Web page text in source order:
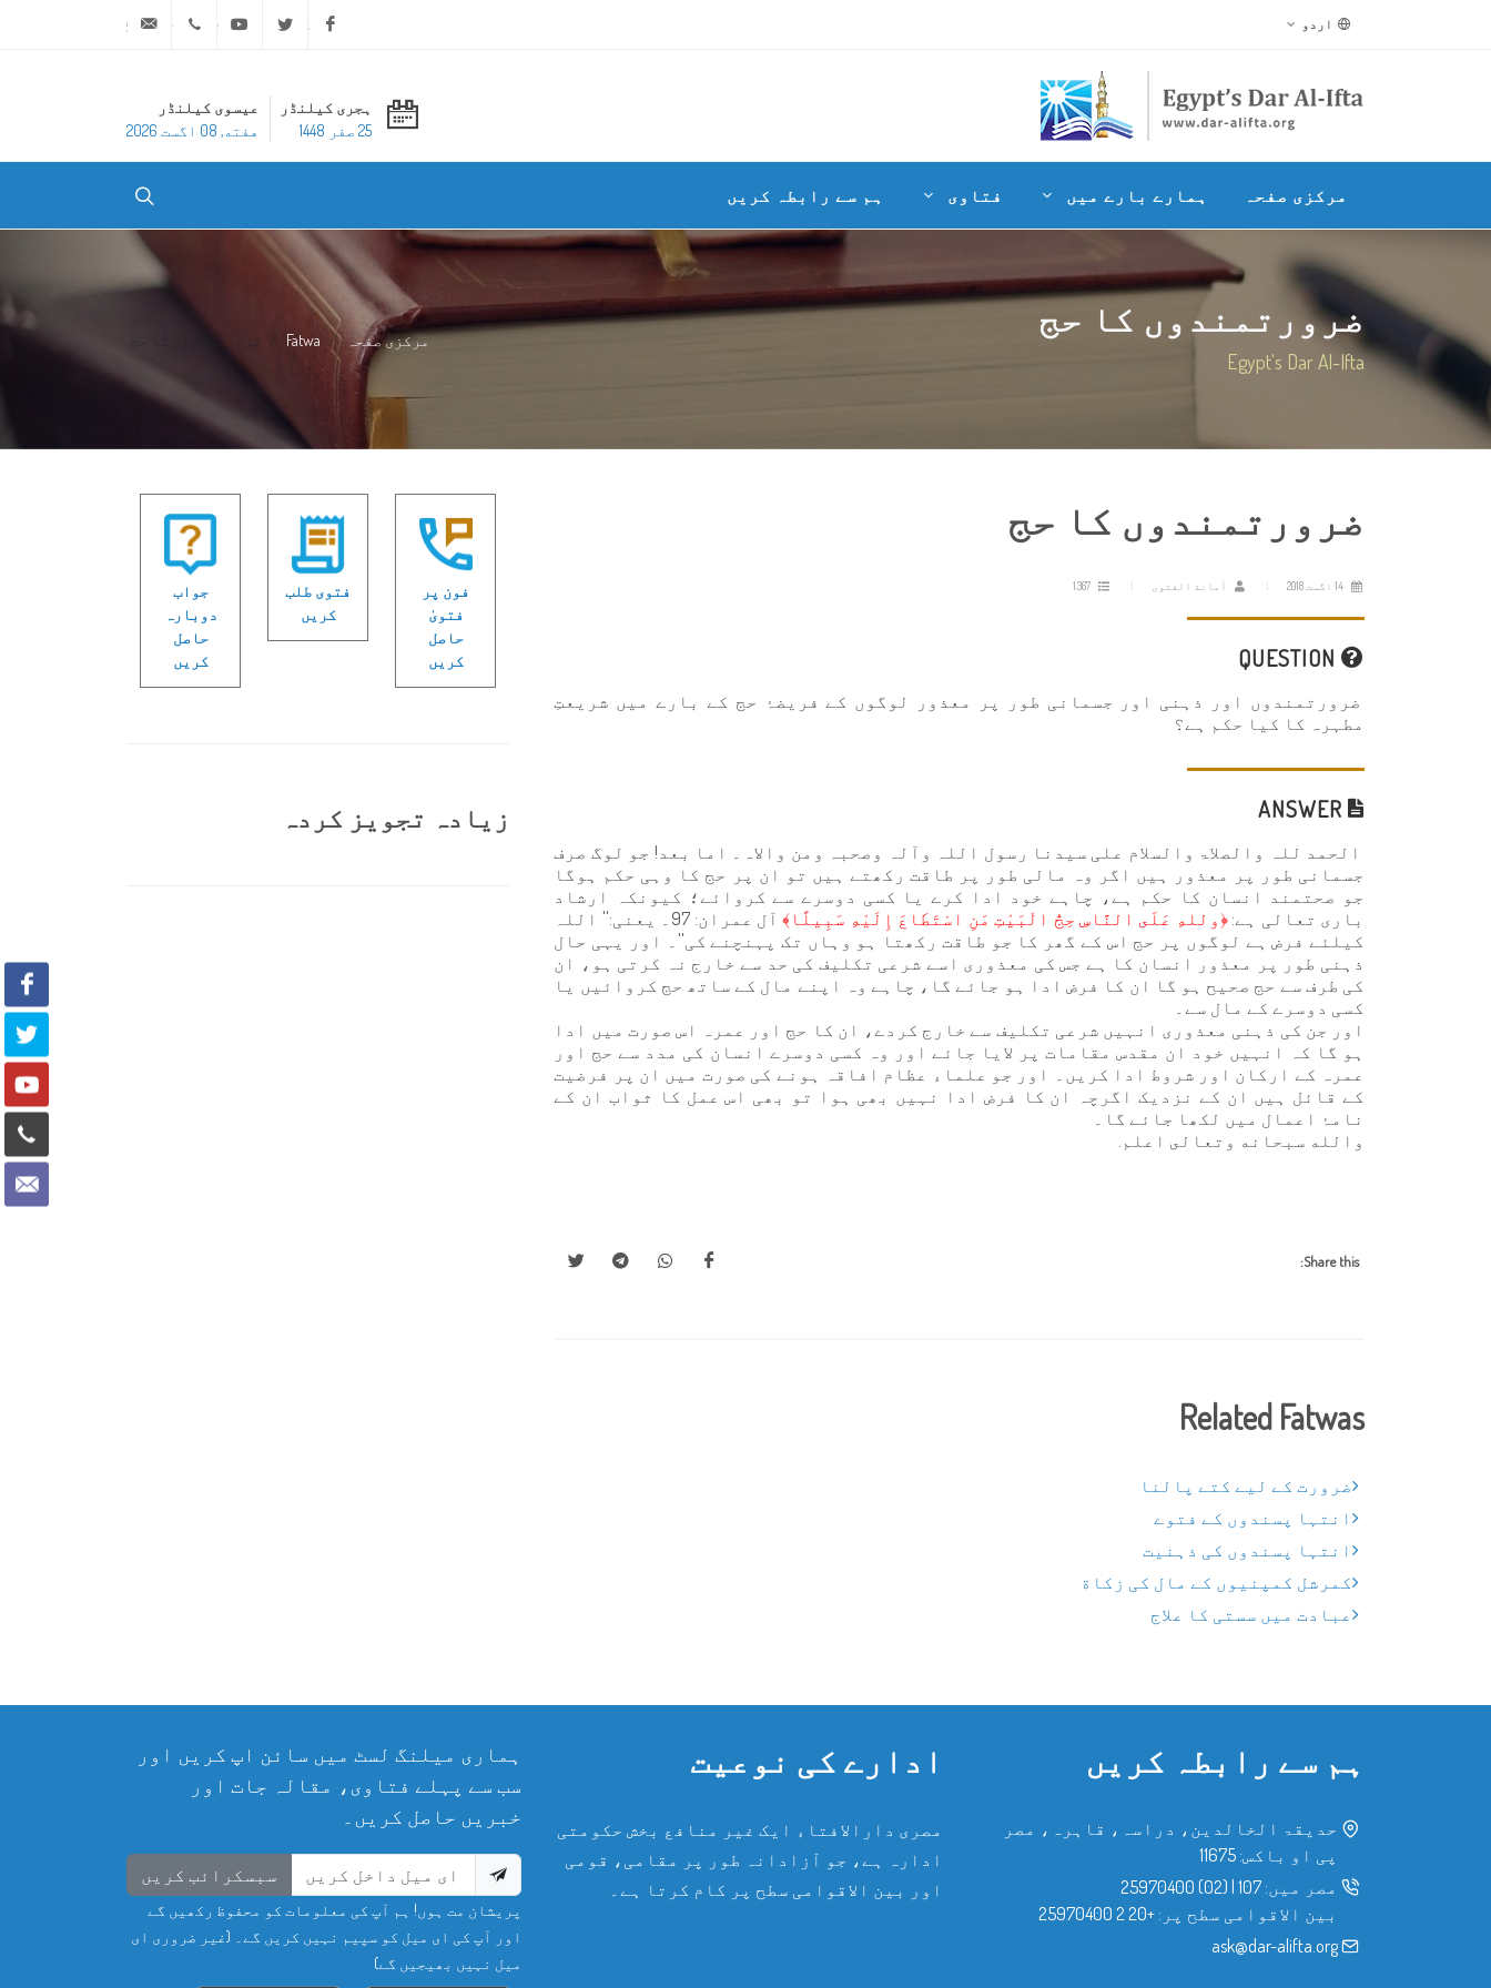
اردو Facebook
Twitter
Youtube
ہجری کیلنڈر
25 صفر 1448
عیسوی کیلنڈر
هفته, 08 اگست 2026
مرکزی صفحہ ہمارے بارے میں فتاوی ہم سے رابطہ کریں
ضرورتمندوں کا حج
Egypt's Dar Al-Ifta
مرکزی صفحہ Fatwa ضرورتمندوں کا حج
ضرورتمندوں کا حج
أمانة الفتوى
ضرورتمندوں اور ذہنی اور جسمانی طور پر معذور لوگوں کے فریضۂ حج کے بارے میں شریعتِ
مطہرہ کا کیا حکم ہے؟
الحمد للہ والصلاۃ والسلام علی سیدنا رسول اللہ وآلہ وصحبہ ومن والاہ۔ اما بعد! جو لوگ صرف
جسمانی طور پر معذور ہیں اگر وہ مالی طور پر طاقت رکھتے ہیں تو ان پر حج کا وہی حکم ہوگا
جو صحتمند انسان کا حکم ہے، چاہے خود ادا کرے یا کسی دوسرے سے کروائے؛ کیونکہ ارشاد
باری تعالی ہے:﴿وللهِ عَلَى النَّاسِ حِجُّ الْبَيْتِ مَنِ اسْتَطَاعَ إِلَيْهِ سَبِيلًا﴾
آل عمران: 97۔ یعنی:'' اللہ
کیلئے فرض ہے لوگوں پر حج اس کے گھر کا جو طاقت رکھتا ہو وہاں تک پہنچنے کی''۔ اور یہی حال
ذہنی طور پر معذور انسان کا ہے جس کی معذوری اسے شرعی تکلیف کی حد سے خارج نہ کرتی ہو، ان
کی طرف سے حج صحیح ہو گا ان کا فرض ادا ہو جائے گا، چاہے وہ اپنے مال کے ساتھ حج کروائیں یا
کسی دوسرے کے مال سے۔
اور جن کی ذہنی معذوری انہیں شرعی تکلیف سے خارج کردے، ان کا حج اور عمرہ اس صورت میں ادا
ہو گا کہ انہیں خود ان مقدس مقامات پر لایا جائے اور وہ کسی دوسرے انسان کی مدد سے حج اور
عمرہ کے ارکان اور شروط ادا کریں۔ اور جو علماء عظام افاقہ ہونے کی صورت میں ان پر فرضیت
کے قائل ہیں ان کے نزدیک اگرچہ ان کا فرض ادا نہیں بھی ہوا تو بھی اس عمل کا ثواب ان کے
نامۂ اعمال میں لکھا جائے گا۔
والله سبحانه وتعالى اعلم.
Share this:
Related Fatwas
ضرورت کے لیے کتے پالنا
انتہا پسندوں کے فتوے
انتہا پسندوں کی ذہنیت
کمرشل کمپنیوں کے مال کی زکاة
عبادت میں سستی کا علاج
فون پر
فتویٰ
حاصل
کریں
فتوی طلب
کریں
جواب
دوبارہ
حاصل
کریں
زیادہ تجویز کردہ
ہم سے رابطہ کریں
حدیقۃ الخالدین، دراسہ، قاہرہ، مصر
پی او باکس: 11675
مصر میں: 107
(02) 25970400
بین الاقوامی سطح پر: +20 2 25970400
ask@dar-alifta.org
ادارے کی نوعیت
مصری دارالافتاء ایک غیر منافع بخش حکومتی
ادارہ ہے، جو آزادانہ طور پر مقامی، قومی
اور بین الاقوامی سطح پر کام کرتا ہے۔
ہماری میلنگ لسٹ میں سائن اپ کریں اور
سب سے پہلے فتاوی، مقالہ جات اور
خبریں حاصل کریں۔
سبسکرائب کریں
پریشان مت ہوں! ہم آپ کی معلومات کو محفوظ رکھیں گے
اور آپ کی ای میل کو سپیم نہیں کریں گے۔ (غیر ضروری ای
میل نہیں بھیجیں گے)